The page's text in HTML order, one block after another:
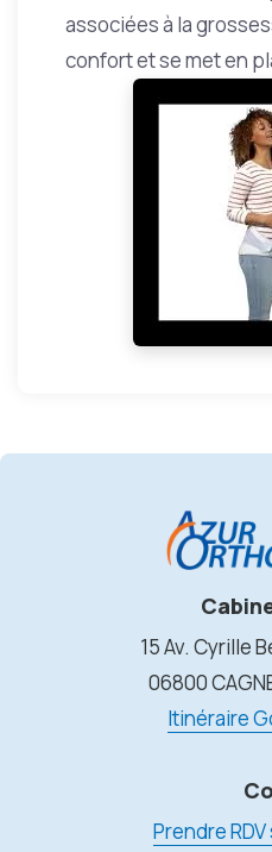
associées à la
confort et se met en
15 Av. Cyrille
06800
Itinéraire
Prendre